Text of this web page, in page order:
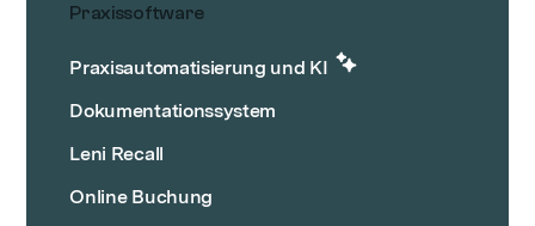
Praxissoftware
Praxisautomatisierung und KI
Dokumentationssystem
Leni Recall
Online Buchung